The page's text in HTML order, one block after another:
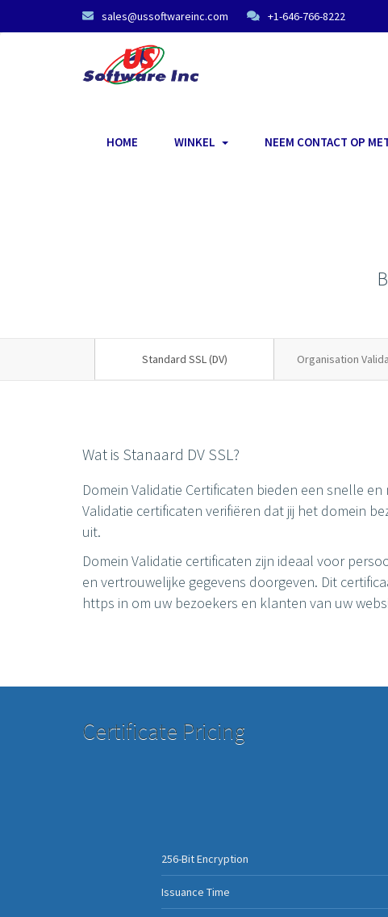
sales@ussoftwareinc.com +1-646-766-8222
HOME WINKEL NEEM CONTACT OP
Standard SSL (DV) Organisation
Wat is Stanaard DV SSL?
Domein Validatie Certificaten bieden een snelle
Validatie certificaten verifiëren dat jij het domein
uit.
Domein Validatie certificaten zijn ideaal voor
en vertrouwelijke gegevens doorgeven. Dit
https in om uw bezoekers en klanten van uw
Certificate Pricing
256-Bit Encryption
Issuance Time